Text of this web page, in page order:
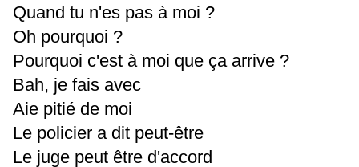
Quand tu n'es pas à moi ?
Oh pourquoi ?
Pourquoi c'est à moi que ça arrive ?
Bah, je fais avec
Aie pitié de moi
Le policier a dit peut-être
Le juge peut être d'accord